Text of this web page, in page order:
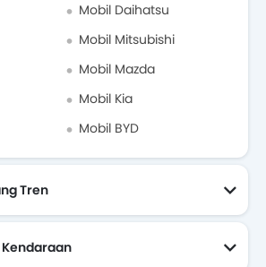
Mobil Daihatsu
Mobil Mitsubishi
Mobil Mazda
Mobil Kia
Mobil BYD
Tren